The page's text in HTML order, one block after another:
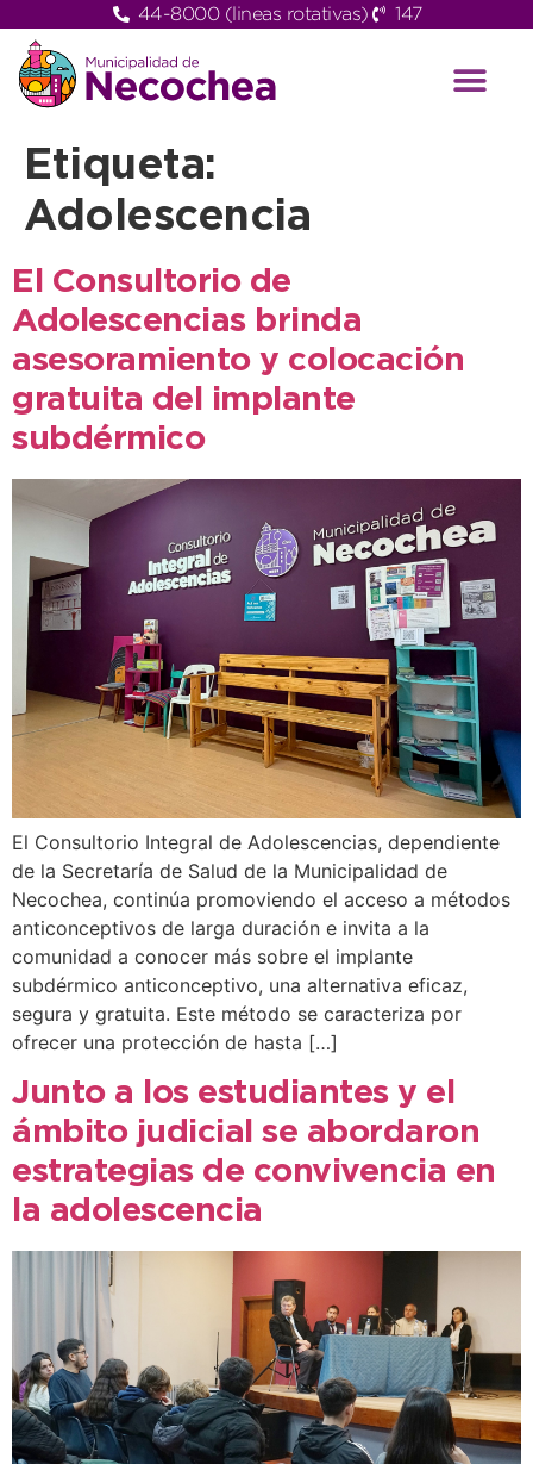
44-8000 (lineas rotativas) 147
Etiqueta:
Adolescencia
El Consultorio de
Adolescencias brinda
asesoramiento y colocación
gratuita del implante
subdérmico
El Consultorio Integral de Adolescencias, dependiente
de la Secretaría de Salud de la Municipalidad de
Necochea, continúa promoviendo el acceso a métodos
anticonceptivos de larga duración e invita a la
comunidad a conocer más sobre el implante
subdérmico anticonceptivo, una alternativa eficaz,
segura y gratuita. Este método se caracteriza por
ofrecer una protección de hasta […]
Junto a los estudiantes y el
ámbito judicial se abordaron
estrategias de convivencia en
la adolescencia